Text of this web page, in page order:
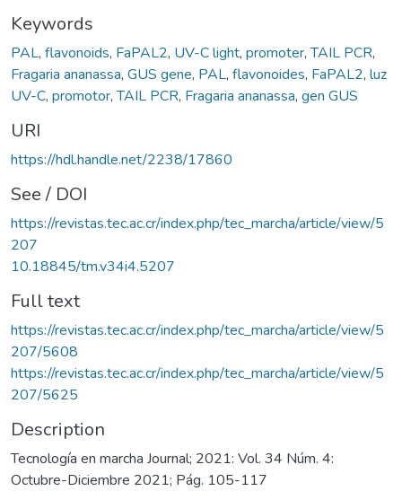
Keywords
PAL, flavonoids, FaPAL2, UV-C light, promoter,TAIL PCR,
Fragaria ananassa, GUS gene, PAL, flavonoides, FaPAL2, luz
UV-C, promotor,TAIL PCR, Fragaria ananassa, gen GUS
URI
https://hdl.handle.net/2238/17860
See / DOI
https://revistas.tec.ac.cr/index.php/tec_marcha/article/view/5
207
10.18845/tm.v34i4.5207
Full text
https://revistas.tec.ac.cr/index.php/tec_marcha/article/view/5
207/5608
https://revistas.tec.ac.cr/index.php/tec_marcha/article/view/5
207/5625
Description
Tecnología en marcha Journal; 2021: Vol. 34 Núm. 4:
Octubre-Diciembre 2021; Pág. 105-117